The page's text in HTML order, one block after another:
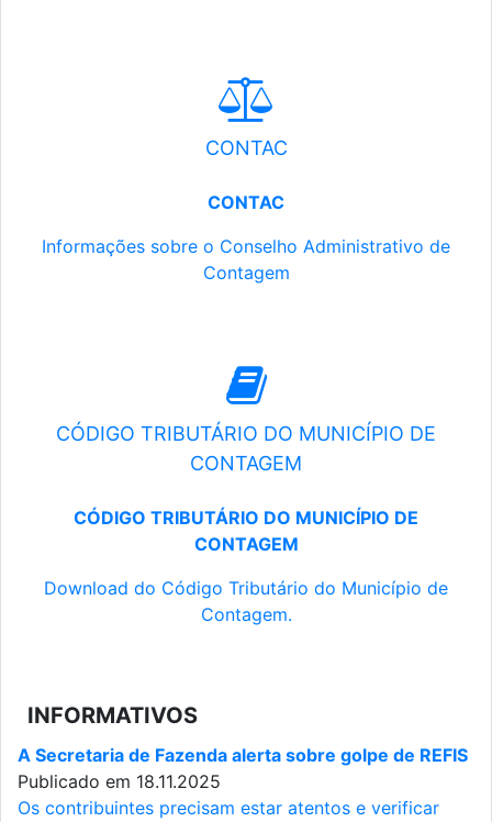
CONTAC
CONTAC
Informações sobre o Conselho Administrativo de
Contagem
CÓDIGO TRIBUTÁRIO DO MUNICÍPIO DE
CONTAGEM
CÓDIGO TRIBUTÁRIO DO MUNICÍPIO DE
CONTAGEM
Download do Código Tributário do Município de
Contagem.
INFORMATIVOS
A Secretaria de Fazenda alerta sobre golpe de REFIS
Publicado em 18.11.2025
Os contribuintes precisam estar atentos e verificar